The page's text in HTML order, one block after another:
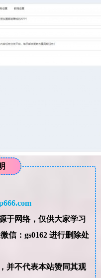
于网络，仅供大家学习
进行删除处
并不代表本站赞同其观